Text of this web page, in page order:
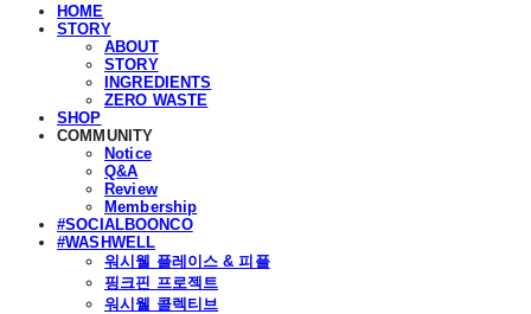
HOME
STORY
ABOUT
STORY
INGREDIENTS
ZERO WASTE
SHOP
COMMUNITY
Notice
Q&A
Review
Membership
#SOCIALBOONCO
#WASHWELL
워시웰 플레이스 & 피플
핑크핀 프로젝트
워시웰 콜렉티브